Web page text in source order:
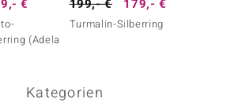
€
(Adela
199,- € 179,- €
Turmalin-Silberring
Kategorien